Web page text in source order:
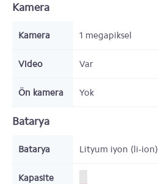
Kamera
Kamera 1 megapiksel
Video Var
Ön kamera Yok
Batarya
Batarya Lityum iyon (li-ion)
Kapasite